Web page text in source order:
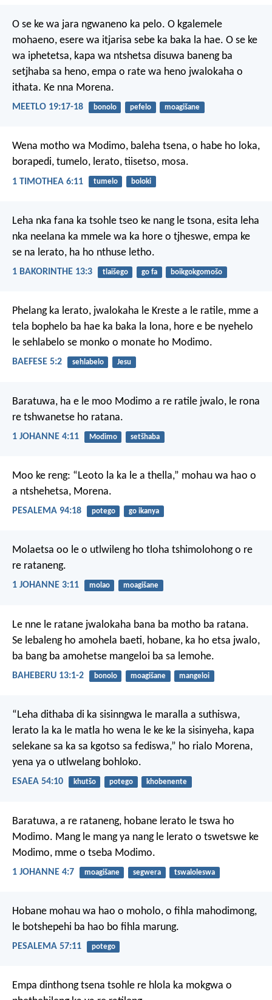
O se ke wa jara ngwaneno ka pelo. O kgalemele
mohaeno, esere wa itjarisa sebe ka baka la hae. O se ke
wa iphetetsa, kapa wa ntshetsa disuwa baneng ba
setjhaba sa heno, empa o rate wa heno jwalokaha o
ithata. Ke nna Morena.
MEETLO 19:17-18 bonolo pefelo moagišane
Wena motho wa Modimo, baleha tsena, o habe ho loka,
borapedi, tumelo, lerato, tiisetso, mosa.
1 TIMOTHEA 6:11 tumelo boloki
Leha nka fana ka tsohle tseo ke nang le tsona, esita leha
nka neelana ka mmele wa ka hore o tjheswe, empa ke
se na lerato, ha ho nthuse letho.
1 BAKORINTHE 13:3 tlaišego go fa boikgokgomošo
Phelang ka lerato, jwalokaha le Kreste a le ratile, mme a
tela bophelo ba hae ka baka la lona, hore e be nyehelo
le sehlabelo se monko o monate ho Modimo.
BAEFESE 5:2 sehlabelo Jesu
Baratuwa, ha e le moo Modimo a re ratile jwalo, le rona
re tshwanetse ho ratana.
1 JOHANNE 4:11 Modimo setšhaba
Moo ke reng: “Leoto la ka le a thella,” mohau wa hao o
a ntshehetsa, Morena.
PESALEMA 94:18 potego go ikanya
Molaetsa oo le o utlwileng ho tloha tshimolohong o re
re rataneng.
1 JOHANNE 3:11 molao moagišane
Le nne le ratane jwalokaha bana ba motho ba ratana.
Se lebaleng ho amohela baeti, hobane, ka ho etsa jwalo,
ba bang ba amohetse mangeloi ba sa lemohe.
BAHEBERU 13:1-2 bonolo moagišane mangeloi
“Leha dithaba di ka sisinngwa le maralla a suthiswa,
lerato la ka le matla ho wena le ke ke la sisinyeha, kapa
selekane sa ka sa kgotso sa fediswa,” ho rialo Morena,
yena ya o utlwelang bohloko.
ESAEA 54:10 khutšo potego khobenente
Baratuwa, a re rataneng, hobane lerato le tswa ho
Modimo. Mang le mang ya nang le lerato o tswetswe ke
Modimo, mme o tseba Modimo.
1 JOHANNE 4:7 moagišane segwera tswaloleswa
Hobane mohau wa hao o moholo, o fihla mahodimong,
le botshepehi ba hao bo fihla marung.
PESALEMA 57:11 potego
Empa dinthong tsena tsohle re hlola ka mokgwa o